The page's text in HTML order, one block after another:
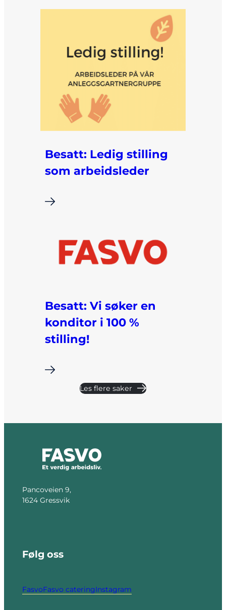
Besatt: Ledig stilling
som arbeidsleder
i
Besatt: Vi søker en
konditor i 100 %
stilling!
i
Les flere saker
Pancoveien 9,
1624 Gressvik
Følg oss
FasvoFasvo cateringInstagram